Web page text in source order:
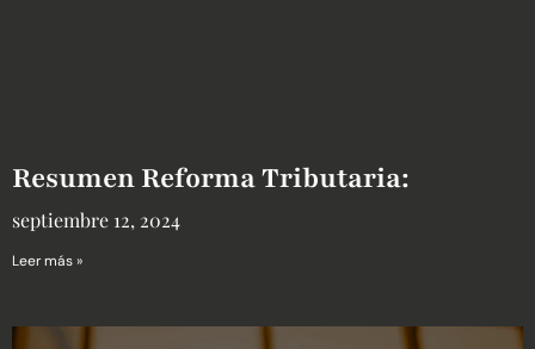
Resumen Reforma Tributaria:
septiembre 12, 2024
Leer más »